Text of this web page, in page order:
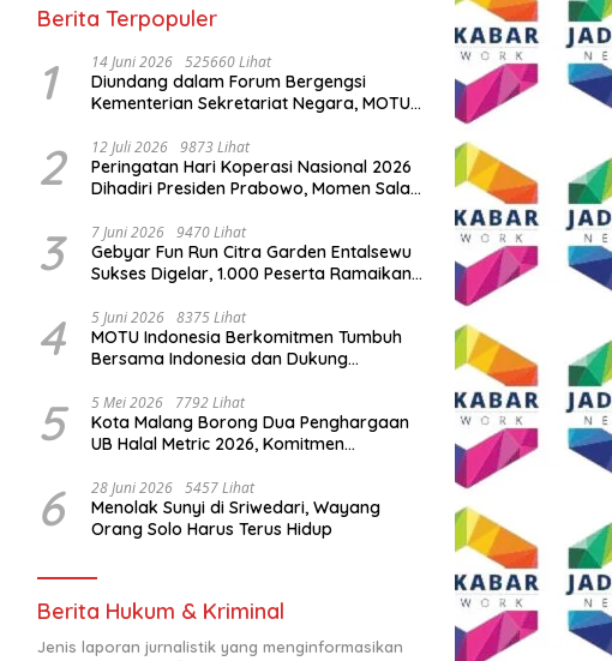
Berita Terpopuler
1 14 Juni 2026 525660 Lihat
Diundang dalam Forum Bergengsi
Kementerian Sekretariat Negara, MOTU
Indonesia
2 12 Juli 2026 9873 Lihat
Peringatan Hari Koperasi Nasional 2026
Dihadiri Presiden Prabowo, Momen Salam
3 7 Juni 2026 9470 Lihat
Gebyar Fun Run Citra Garden Entalsewu
Sukses Digelar, 1.000 Peserta Ramaikan
4 5 Juni 2026 8375 Lihat
MOTU Indonesia Berkomitmen Tumbuh
Bersama Indonesia dan Dukung
5 5 Mei 2026 7792 Lihat
Kota Malang Borong Dua Penghargaan
UB Halal Metric 2026, Komitmen
6 28 Juni 2026 5457 Lihat
Menolak Sunyi di Sriwedari, Wayang
Orang Solo Harus Terus Hidup
Berita Hukum & Kriminal
Jenis laporan jurnalistik yang menginformasikan